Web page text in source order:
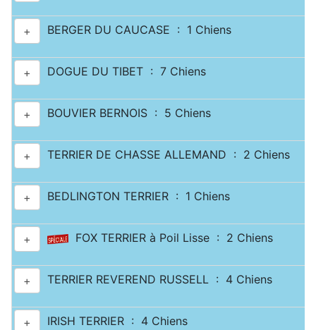
+ BERGER DU CAUCASE : 1 Chiens
+ DOGUE DU TIBET : 7 Chiens
+ BOUVIER BERNOIS : 5 Chiens
+ TERRIER DE CHASSE ALLEMAND : 2 Chiens
+ BEDLINGTON TERRIER : 1 Chiens
+ FOX TERRIER à Poil Lisse : 2 Chiens
+ TERRIER REVEREND RUSSELL : 4 Chiens
+ IRISH TERRIER : 4 Chiens